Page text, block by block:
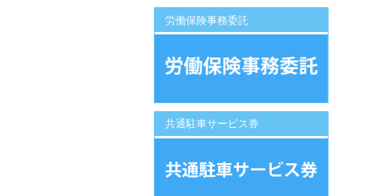
労働保険事務委託
共通駐車サービス券